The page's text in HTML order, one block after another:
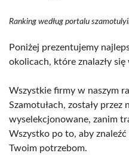
Ranking według portalu
Poniżej prezentujemy
okolicach, które znalazły
Wszystkie firmy w naszym
Szamotułach, zostały przez
wyselekcjonowane, zanim
Wszystko po to, aby
Twoim potrzebom.